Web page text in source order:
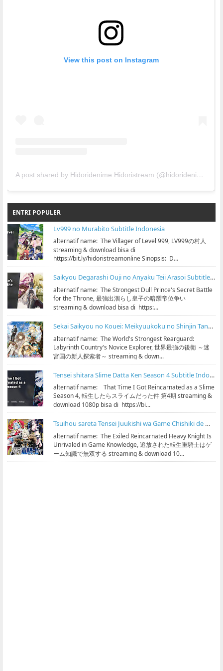
View this post on Instagram
A post shared by Hidoridenime Hidoristream (@hidoridenime)
ENTRI POPULER
Lv999 no Murabito Subtitle Indonesia
alternatif name: The Villager of Level 999, LV999の村人
streaming & download bisa di
https://bit.ly/hidoristreamonline Sinopsis: D...
Saikyou Degarashi Ouji no Anyaku Teii Arasoi Subtitle Indonesia
alternatif name: The Strongest Dull Prince's Secret Battle
for the Throne, 最強出涸らし皇子の暗躍帝位争い
streaming & download bisa di https:...
Sekai Saikyou no Kouei: Meikyuukoku no Shinjin Tansakusha Subtitle Indonesia
alternatif name: The World's Strongest Rearguard:
Labyrinth Country's Novice Explorer, 世界最強の後衛 ～迷
宮国の新人探索者～ streaming & down...
Tensei shitara Slime Datta Ken Season 4 Subtitle Indonesia
alternatif name: That Time I Got Reincarnated as a Slime
Season 4, 転生したらスライムだった件 第4期 streaming &
download 1080p bisa di https://bi...
Tsuihou sareta Tensei Juukishi wa Game Chishiki de Musou suru Subtitle Indonesia
alternatif name: The Exiled Reincarnated Heavy Knight Is
Unrivaled in Game Knowledge, 追放された転生重騎士はゲ
ーム知識で無双する streaming & download 10...